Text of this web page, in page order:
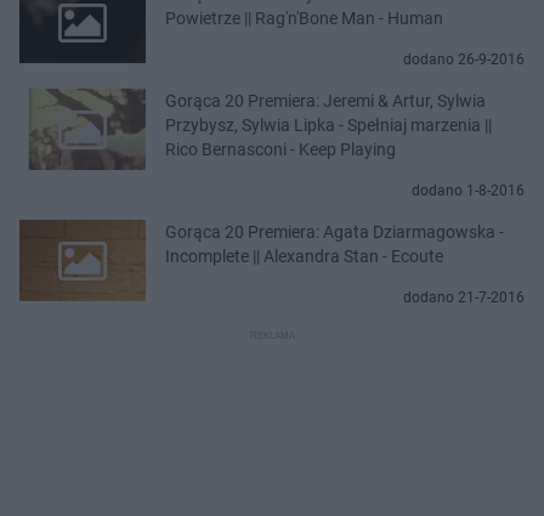
Powietrze || Rag'n'Bone Man - Human
dodano 26-9-2016
Gorąca 20 Premiera: Jeremi & Artur, Sylwia
Przybysz, Sylwia Lipka - Spełniaj marzenia ||
Rico Bernasconi - Keep Playing
dodano 1-8-2016
Gorąca 20 Premiera: Agata Dziarmagowska -
Incomplete || Alexandra Stan - Ecoute
dodano 21-7-2016